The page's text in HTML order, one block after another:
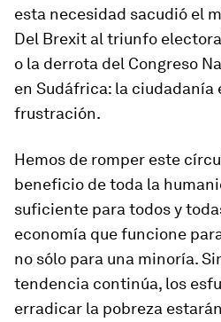
esta necesidad sacudió el
Del Brexit al triunfo
o la derrota del Congreso
en Sudáfrica: la
frustración.
Hemos de romper este
beneficio de toda la
suficiente para todos y
economía que funcione
no sólo para una minoría.
tendencia continúa, los
erradicar la pobreza